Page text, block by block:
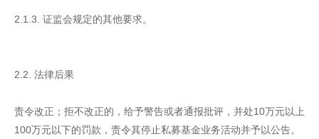
2.1.3. 证监会规定的其他要求。
2.2. 法律后果
责令改正；拒不改正的，给予警告或者通报批评，并处10万元以上
100万元以下的罚款，责令其停止私募基金业务活动并予以公告。